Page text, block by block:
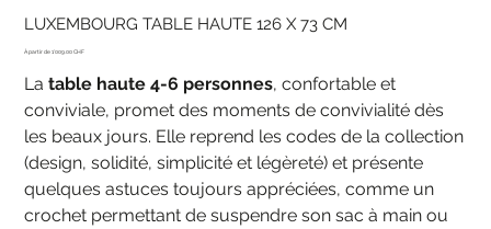
LUXEMBOURG TABLE HAUTE 126 X 73 CM
Prix 1'009.00 CHF
Latable haute 4-6 personnes, confortable et
conviviale, promet des moments de convivialité dès
les beaux jours. Elle reprend les codes de la collection
(design, solidité, simplicité et légèreté) et présente
quelques astuces toujours appréciées, comme un
crochet permettant de suspendre son sac à main ou